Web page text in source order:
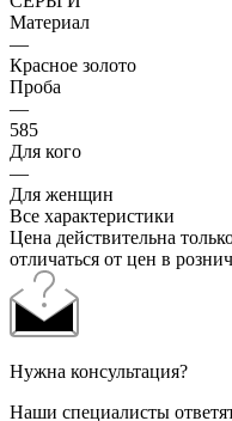
Материал
—
Красное золото
Проба
—
585
Для кого
—
Для женщин
Все характеристики
Цена действительна
отличаться от цен в
Нужна консультация?
Наши специалисты